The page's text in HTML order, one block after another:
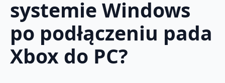
systemie Windows
po podłączeniu pada
Xbox do PC?